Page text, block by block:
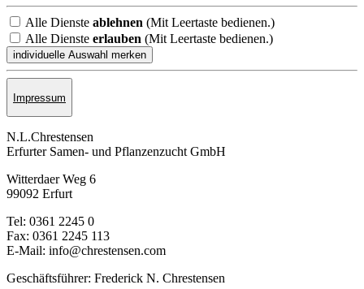
Alle Dienste ablehnen (Mit Leertaste bedienen.)
Alle Dienste erlauben (Mit Leertaste bedienen.)
Impressum
N.L.Chrestensen
Erfurter Samen- und Pflanzen­zucht GmbH
Witterdaer Weg 6
99092 Erfurt
Tel: 0361 2245 0
Fax: 0361 2245 113
E-Mail: info@chrestensen.com
Geschäftsführer: Frederick N. Chrestensen